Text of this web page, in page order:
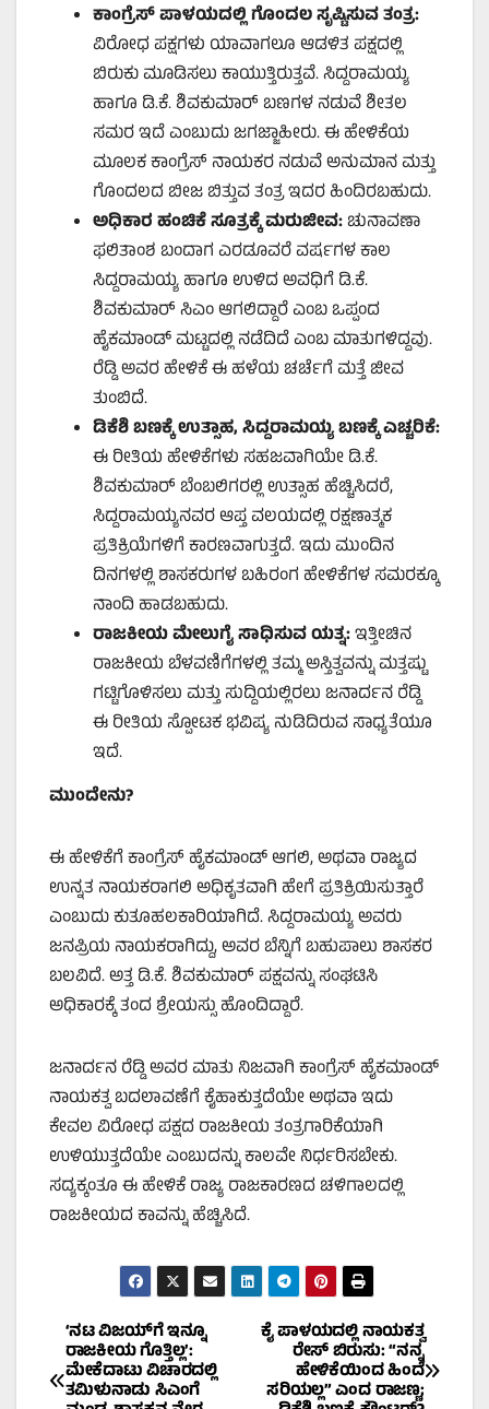
ಕಾಂಗ್ರೆಸ್ ಪಾಳಯದಲ್ಲಿ ಗೊಂದಲ ಸೃಷ್ಟಿಸುವ ತಂತ್ರ:
ವಿರೋಧ ಪಕ್ಷಗಳು ಯಾವಾಗಲೂ ಆಡಳಿತ ಪಕ್ಷದಲ್ಲಿ
ಬಿರುಕು ಮೂಡಿಸಲು ಕಾಯುತ್ತಿರುತ್ತವೆ. ಸಿದ್ದರಾಮಯ್ಯ
ಹಾಗೂ ಡಿ.ಕೆ. ಶಿವಕುಮಾರ್ ಬಣಗಳ ನಡುವೆ ಶೀತಲ
ಸಮರ ಇದೆ ಎಂಬುದು ಜಗಜ್ಜಾಹೀರು. ಈ ಹೇಳಿಕೆಯ
ಮೂಲಕ ಕಾಂಗ್ರೆಸ್ ನಾಯಕರ ನಡುವೆ ಅನುಮಾನ ಮತ್ತು
ಗೊಂದಲದ ಬೀಜ ಬಿತ್ತುವ ತಂತ್ರ ಇದರ ಹಿಂದಿರಬಹುದು.
ಅಧಿಕಾರ ಹಂಚಿಕೆ ಸೂತ್ರಕ್ಕೆ ಮರುಜೀವ:ಚುನಾವಣಾ
ಫಲಿತಾಂಶ ಬಂದಾಗ ಎರಡೂವರೆ ವರ್ಷಗಳ ಕಾಲ
ಸಿದ್ದರಾಮಯ್ಯ ಹಾಗೂ ಉಳಿದ ಅವಧಿಗೆ ಡಿ.ಕೆ.
ಶಿವಕುಮಾರ್ ಸಿಎಂ ಆಗಲಿದ್ದಾರೆ ಎಂಬ ಒಪ್ಪಂದ
ಹೈಕಮಾಂಡ್ ಮಟ್ಟದಲ್ಲಿ ನಡೆದಿದೆ ಎಂಬ ಮಾತುಗಳಿದ್ದವು.
ರೆಡ್ಡಿ ಅವರ ಹೇಳಿಕೆ ಈ ಹಳೆಯ ಚರ್ಚೆಗೆ ಮತ್ತೆ ಜೀವ
ತುಂಬಿದೆ.
ಡಿಕೆಶಿ ಬಣಕ್ಕೆ ಉತ್ಸಾಹ,ಸಿದ್ದರಾಮಯ್ಯ ಬಣಕ್ಕೆ ಎಚ್ಚರಿಕೆ:
ಈ ರೀತಿಯ ಹೇಳಿಕೆಗಳು ಸಹಜವಾಗಿಯೇ ಡಿ.ಕೆ.
ಶಿವಕುಮಾರ್ ಬೆಂಬಲಿಗರಲ್ಲಿ ಉತ್ಸಾಹ ಹೆಚ್ಚಿಸಿದರೆ,
ಸಿದ್ದರಾಮಯ್ಯನವರ ಆಪ್ತ ವಲಯದಲ್ಲಿ ರಕ್ಷಣಾತ್ಮಕ
ಪ್ರತಿಕ್ರಿಯೆಗಳಿಗೆ ಕಾರಣವಾಗುತ್ತದೆ. ಇದು ಮುಂದಿನ
ದಿನಗಳಲ್ಲಿ ಶಾಸಕರುಗಳ ಬಹಿರಂಗ ಹೇಳಿಕೆಗಳ ಸಮರಕ್ಕೂ
ನಾಂದಿ ಹಾಡಬಹುದು.
ರಾಜಕೀಯ ಮೇಲುಗೈ ಸಾಧಿಸುವ ಯತ್ನ:ಇತ್ತೀಚಿನ
ರಾಜಕೀಯ ಬೆಳವಣಿಗೆಗಳಲ್ಲಿ ತಮ್ಮ ಅಸ್ತಿತ್ವವನ್ನು ಮತ್ತಷ್ಟು
ಗಟ್ಟಿಗೊಳಿಸಲು ಮತ್ತು ಸುದ್ದಿಯಲ್ಲಿರಲು ಜನಾರ್ದನ ರೆಡ್ಡಿ
ಈ ರೀತಿಯ ಸ್ಪೋಟಕ ಭವಿಷ್ಯ ನುಡಿದಿರುವ ಸಾಧ್ಯತೆಯೂ
ಇದೆ.
ಮುಂದೇನು?
ಈ ಹೇಳಿಕೆಗೆ ಕಾಂಗ್ರೆಸ್ ಹೈಕಮಾಂಡ್ ಆಗಲಿ, ಅಥವಾ ರಾಜ್ಯದ
ಉನ್ನತ ನಾಯಕರಾಗಲಿ ಅಧಿಕೃತವಾಗಿ ಹೇಗೆ ಪ್ರತಿಕ್ರಿಯಿಸುತ್ತಾರೆ
ಎಂಬುದು ಕುತೂಹಲಕಾರಿಯಾಗಿದೆ. ಸಿದ್ದರಾಮಯ್ಯ ಅವರು
ಜನಪ್ರಿಯ ನಾಯಕರಾಗಿದ್ದು, ಅವರ ಬೆನ್ನಿಗೆ ಬಹುಪಾಲು ಶಾಸಕರ
ಬಲವಿದೆ. ಅತ್ತ ಡಿ.ಕೆ. ಶಿವಕುಮಾರ್ ಪಕ್ಷವನ್ನು ಸಂಘಟಿಸಿ
ಅಧಿಕಾರಕ್ಕೆ ತಂದ ಶ್ರೇಯಸ್ಸು ಹೊಂದಿದ್ದಾರೆ.
ಜನಾರ್ದನ ರೆಡ್ಡಿ ಅವರ ಮಾತು ನಿಜವಾಗಿ ಕಾಂಗ್ರೆಸ್ ಹೈಕಮಾಂಡ್
ನಾಯಕತ್ವ ಬದಲಾವಣೆಗೆ ಕೈಹಾಕುತ್ತದೆಯೇ ಅಥವಾ ಇದು
ಕೇವಲ ವಿರೋಧ ಪಕ್ಷದ ರಾಜಕೀಯ ತಂತ್ರಗಾರಿಕೆಯಾಗಿ
ಉಳಿಯುತ್ತದೆಯೇ ಎಂಬುದನ್ನು ಕಾಲವೇ ನಿರ್ಧರಿಸಬೇಕು.
ಸದ್ಯಕ್ಕಂತೂ ಈ ಹೇಳಿಕೆ ರಾಜ್ಯ ರಾಜಕಾರಣದ ಚಳಿಗಾಲದಲ್ಲಿ
ರಾಜಕೀಯದ ಕಾವನ್ನು ಹೆಚ್ಚಿಸಿದೆ.
Post
navigation
ಕೈ ಪಾಳಯದಲ್ಲಿ ನಾಯಕತ್ವ
ರೇಸ್ ಬಿರುಸು: “ನನ್ನ
ಹೇಳಿಕೆಯಿಂದ ಹಿಂದೆ
ಸರಿಯಲ್ಲ” ಎಂದ ರಾಜಣ್ಣ;
‘ನಟ ವಿಜಯ್‌ಗೆ ಇನ್ನೂ
ರಾಜಕೀಯ ಗೊತ್ತಿಲ್ಲ’:
ಮೇಕೆದಾಟು ವಿಚಾರದಲ್ಲಿ
ತಮಿಳುನಾಡು ಸಿಎಂಗೆ